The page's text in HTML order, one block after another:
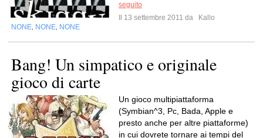
seguito
Il 13 settembre 2011 da
Kallo
NONE NONE NONE
Bang! Un simpatico e originale
gioco di carte
Un gioco multipiattaforma
(Symbian^3, Pc, Bada, Apple e
presto anche per altre piattaforme)
in cui dovrete tornare ai tempi del